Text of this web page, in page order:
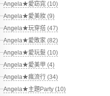
Angela★愛窈窕 (10)
Angela★愛美妝 (9)
Angela★玩穿搭 (47)
Angela★愛敗家 (82)
Angela★愛玩髮 (10)
Angela★愛美甲 (4)
Angela★瘋流行 (34)
Angela★主題Party (10)